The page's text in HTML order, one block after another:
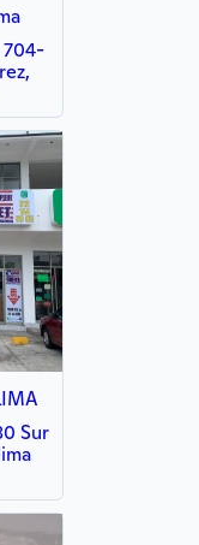
704-
Sur